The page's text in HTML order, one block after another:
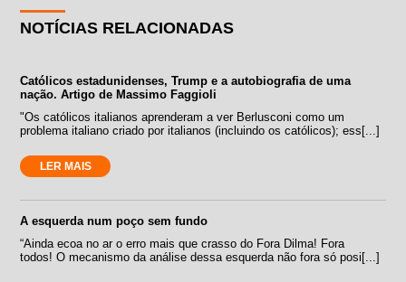
NOTÍCIAS RELACIONADAS
Católicos estadunidenses, Trump e a autobiografia de uma
nação. Artigo de Massimo Faggioli
"Os católicos italianos aprenderam a ver Berlusconi como um
problema italiano criado por italianos (incluindo os católicos); ess[...]
LER MAIS
A esquerda num poço sem fundo
“Ainda ecoa no ar o erro mais que crasso do Fora Dilma! Fora
todos! O mecanismo da análise dessa esquerda não fora só posi[...]